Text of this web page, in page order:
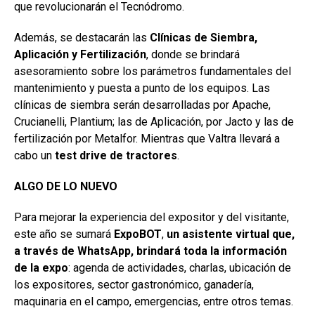
que revolucionarán el Tecnódromo.
Además, se destacarán las Clínicas de Siembra,
Aplicación y Fertilización, donde se brindará
asesoramiento sobre los parámetros fundamentales del
mantenimiento y puesta a punto de los equipos. Las
clínicas de siembra serán desarrolladas por Apache,
Crucianelli, Plantium; las de Aplicación, por Jacto y las de
fertilización por Metalfor. Mientras que Valtra llevará a
cabo un test drive de tractores.
ALGO DE LO NUEVO
Para mejorar la experiencia del expositor y del visitante,
este año se sumará ExpoBOT, un asistente virtual que,
a través de WhatsApp, brindará toda la información
de la expo: agenda de actividades, charlas, ubicación de
los expositores, sector gastronómico, ganadería,
maquinaria en el campo, emergencias, entre otros temas.